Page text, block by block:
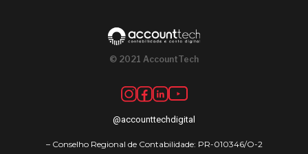
© 2021 AccountTech
@accounttechdigital
– Conselho Regional de Contabilidade: PR-010346/O-2